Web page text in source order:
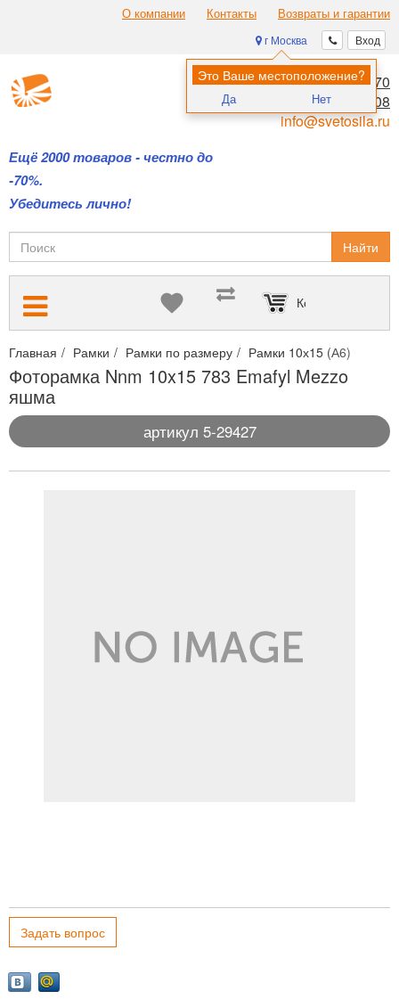
О компании Контакты Возвраты и гарантии
Вход
г Москва
Это Ваше местоположение?
Да Нет
Ещё 2000 товаров - честно до
-70%.
Убедитесь лично!
8 (495) 970-00-70
8 (800) 700-11-08
info@svetosila.ru
Найти
Корзина пуста
Главная Рамки Рамки по размеру Рамки 10х15 (А6)
Фоторамка Nnm 10x15 783 Emafyl Mezzo
яшма
артикул 5-29427
Задать вопрос